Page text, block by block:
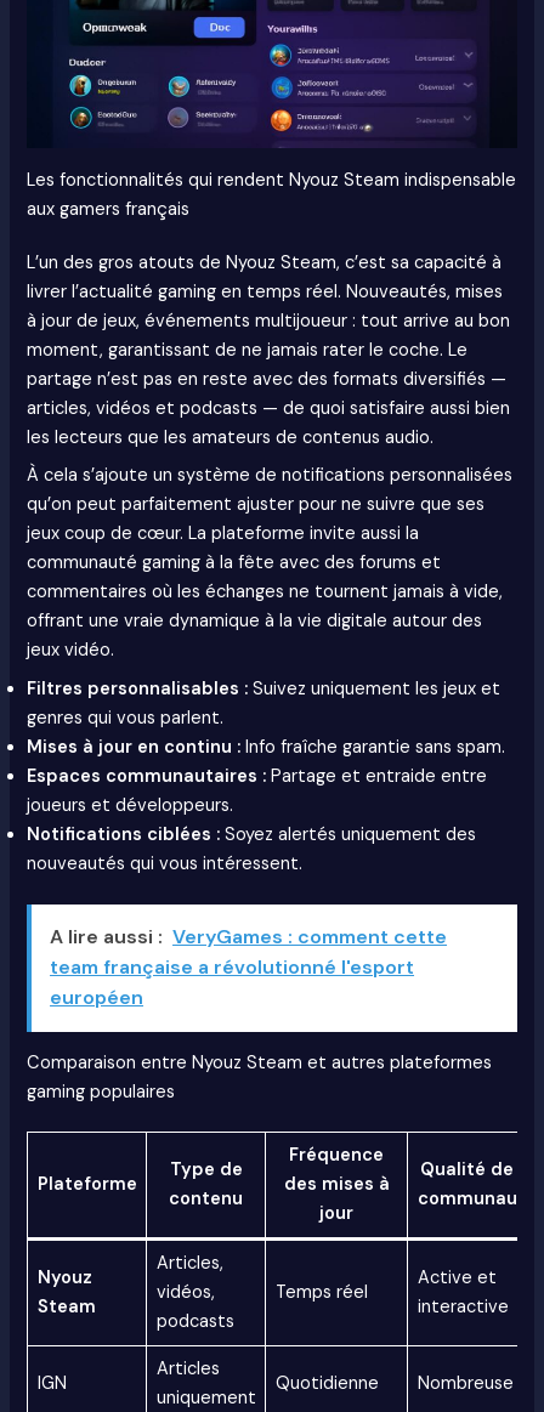
Les fonctionnalités qui rendent Nyouz Steam indispensable
aux gamers français
L’un des gros atouts de Nyouz Steam, c’est sa capacité à
livrer l’actualité gaming en temps réel. Nouveautés, mises
à jour de jeux, événements multijoueur : tout arrive au bon
moment, garantissant de ne jamais rater le coche. Le
partage n’est pas en reste avec des formats diversifiés —
articles, vidéos et podcasts — de quoi satisfaire aussi bien
les lecteurs que les amateurs de contenus audio.
À cela s’ajoute un système de notifications personnalisées
qu’on peut parfaitement ajuster pour ne suivre que ses
jeux coup de cœur. La plateforme invite aussi la
communauté gaming à la fête avec des forums et
commentaires où les échanges ne tournent jamais à vide,
offrant une vraie dynamique à la vie digitale autour des
jeux vidéo.
Filtres personnalisables : Suivez uniquement les jeux et
genres qui vous parlent.
Mises à jour en continu : Info fraîche garantie sans spam.
Espaces communautaires : Partage et entraide entre
joueurs et développeurs.
Notifications ciblées : Soyez alertés uniquement des
nouveautés qui vous intéressent.
A lire aussi : VeryGames : comment cette
team française a révolutionné l'esport
européen
Comparaison entre Nyouz Steam et autres plateformes
gaming populaires
Plateforme
Type de
contenu
Fréquence
des mises à
jour
Qualité de la
communauté
Nyouz
Steam
Articles,
vidéos,
podcasts
Temps réel
Active et
interactive
IGN
Articles
uniquement
Quotidienne Nombreuse